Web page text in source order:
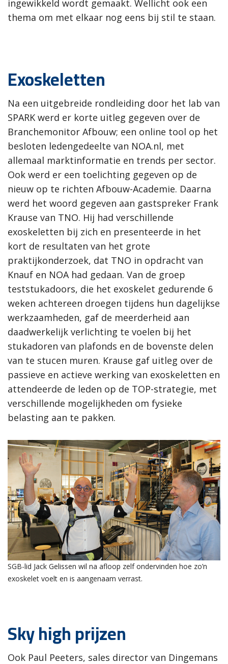
ingewikkeld wordt gemaakt. Wellicht ook een
thema om met elkaar nog eens bij stil te staan.
Exoskeletten
Na een uitgebreide rondleiding door het lab van
SPARK werd er korte uitleg gegeven over de
Branchemonitor Afbouw; een online tool op het
besloten ledengedeelte van NOA.nl, met
allemaal marktinformatie en trends per sector.
Ook werd er een toelichting gegeven op de
nieuw op te richten Afbouw-Academie. Daarna
werd het woord gegeven aan gastspreker Frank
Krause van TNO. Hij had verschillende
exoskeletten bij zich en presenteerde in het
kort de resultaten van het grote
praktijkonderzoek, dat TNO in opdracht van
Knauf en NOA had gedaan. Van de groep
teststukadoors, die het exoskelet gedurende 6
weken achtereen droegen tijdens hun dagelijkse
werkzaamheden, gaf de meerderheid aan
daadwerkelijk verlichting te voelen bij het
stukadoren van plafonds en de bovenste delen
van te stucen muren. Krause gaf uitleg over de
passieve en actieve werking van exoskeletten en
attendeerde de leden op de TOP-strategie, met
verschillende mogelijkheden om fysieke
belasting aan te pakken.
SGB-lid Jack Gelissen wil na afloop zelf ondervinden hoe zo’n
exoskelet voelt en is aangenaam verrast.
Sky high prijzen
Ook Paul Peeters, sales director van Dingemans